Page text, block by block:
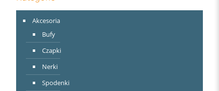
Akcesoria
Bufy
Czapki
Nerki
Spodenki